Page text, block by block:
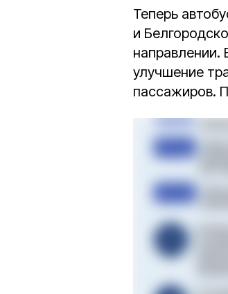
Теперь
и
направлении.
улучшение
пассажиров.